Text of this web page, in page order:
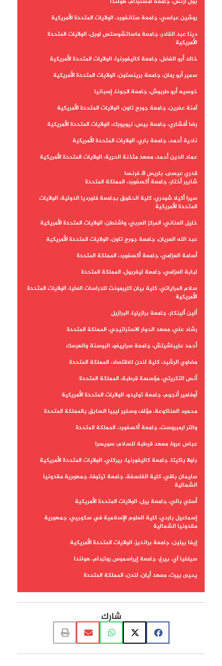
روشين عباسي، جامعة ستانفورد، الولايات المتحدة الأمريكية
دينا عبد القادر، جامعة ماساتشوستس لويل، الولايات المتحدة
الأمريكية
خالد أبو الفضل، جامعة كاليفورنيا، الولايات المتحدة الأمريكية
سمير أبو رمان، جامعة برينستون، الولايات المتحدة الأمريكية
خوسيه أبو طربوش، جامعة لاجونا، إسبانيا
آمنة عفرين، جامعة جورج تاون، الولايات المتحدة الأمريكية
رضا أفشاري، جامعة بيس، نيويورك، الولايات المتحدة الأمريكية
نادية أحمد، جامعة باري، الولايات المتحدة الأمريكية
عماد الدين أحمد، معهد مئذنة الحرية، الولايات المتحدة الأمريكية
قدري عيسى، باريس 8، فرنسا
شابير أختار، جامعة أكسفورد، المملكة المتحدة
سيرا أكيلا شودري، كلية الحقوق بجامعة فلورديا الدولية، الولايات
المتحدة الأمريكية
خليل العناني، المركز العربي، واشنطن، الولايات المتحدة الأمريكية
عبد الله العريان، جامعة جورج تاون، الولايات المتحدة الأمريكية
أسامة العزامي، جامعة أكسفورد، المملكة المتحدة
لبابة العزامي، جامعة ليفربول، المملكة المتحدة
سلام المراياتي، كلية بيان كليرمونت للدراسات العليا، الولايات المتحدة
الأمريكية
ألين ألينكار، جامعة برازيليا، البرازيل
رشاد علي، معهد الحوار الاستراتيجي، المملكة المتحدة
أحمد عليباشيتش، جامعة سراييفو، البوسنة والهرسك
مضاوي الرشيد، كلية لندن للاقتصاد، المملكة المتحدة
أنس التكريتي، مؤسسة قرطبة، المملكة المتحدة
أوفامير أنجوم، جامعة توليدو، الولايات المتحدة الأمريكية
محمود العناكوعة، مؤلف وسفير ليبيا السابق بالمملكة المتحدة
والتر ارمبروست، جامعة أكسفورد، المملكة المتحدة
عباس عروا، معهد قرطبة للسلام، سويسرا
باولا باكيتا، جامعة كاليفورنيا، بيركلي، الولايات المتحدة الأمريكية
سليمان باقي، كلية الفلسفة، جامعة تيتوفا، جمهورية مقدونيا
الشمالية
أسلي بالي، جامعة ييل، الولايات المتحدة الأمريكية
إسماعيل باردي، كلية العلوم الإسلامية في سكوبيي، جمهورية
مقدونيا الشمالية
إيفا بيلين، جامعة برانديز، الولايات المتحدة الأمريكية
سيلفيا آي. بيرغ، جامعة إيراسموس روتردام، هولندا
يحيى بيرت، معهد أيان، لندن، المملكة المتحدة
لوران بونفوا، معهد العلوم السياسية، باريس، فرنسا
جوناثان براون، جامعة جورج تاون، الولايات المتحدة الأمريكية
كاثرين بولوك، جامعة تورنتو، كندا
والمسلم، إيكس أون بروفانس، فرنسا
شارك